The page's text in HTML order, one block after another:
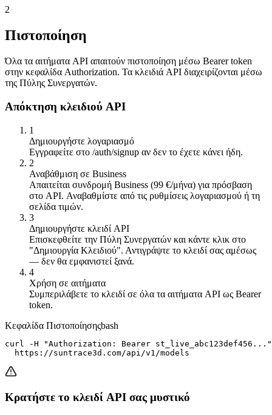
2
Πιστοποίηση
Όλα τα αιτήματα API απαιτούν πιστοποίηση μέσω Bearer token
στην κεφαλίδα Authorization. Τα κλειδιά API διαχειρίζονται μέσω
της Πύλης Συνεργατών.
Απόκτηση κλειδιού API
1
Δημιουργήστε λογαριασμό
Εγγραφείτε στο /auth/signup αν δεν το έχετε κάνει ήδη.
2
Αναβάθμιση σε Business
Απαιτείται συνδρομή Business (99 €/μήνα) για πρόσβαση
στο API. Αναβαθμίστε από τις ρυθμίσεις λογαριασμού ή τη
σελίδα τιμών.
3
Δημιουργήστε κλειδί API
Επισκεφθείτε την Πύλη Συνεργατών και κάντε κλικ στο
"Δημιουργία Κλειδιού". Αντιγράψτε το κλειδί σας αμέσως
— δεν θα εμφανιστεί ξανά.
4
Χρήση σε αιτήματα
Συμπεριλάβετε το κλειδί σε όλα τα αιτήματα API ως Bearer
token.
Κεφαλίδα Πιστοποίησηςbash
curl -H "Authorization: Bearer
  https://suntrace3d.com/api/v1/models
Κρατήστε το κλειδί API σας μυστικό